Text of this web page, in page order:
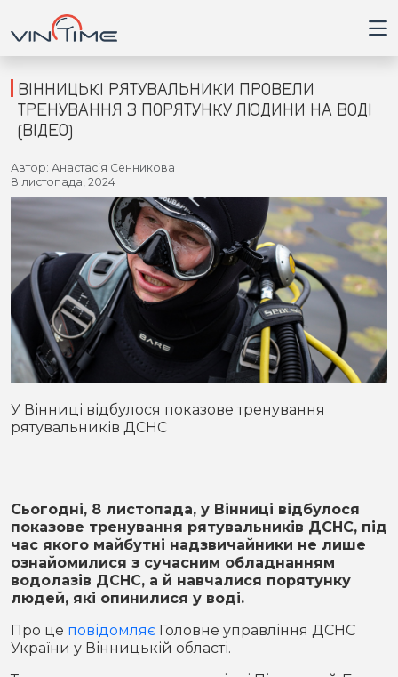
Головна
Війна
Новини
Кримінал
Здоров'я
Приватна думка
В кулуарах
Місто
Конфлікти
Партнери
Спорт
Спорт
Футбол
Контакти
Підписатись на нас у Telegram
ВІННИЦЬКІ РЯТУВАЛЬНИКИ ПРОВЕЛИ
ТРЕНУВАННЯ З ПОРЯТУНКУ ЛЮДИНИ НА ВОДІ
(ВІДЕО)
Автор: Анастасія Сенникова
8 листопада, 2024
У Вінниці відбулося показове тренування
рятувальників ДСНС
Сьогодні, 8 листопада, у Вінниці відбулося
показове тренування рятувальників ДСНС, під
час якого майбутні надзвичайники не лише
ознайомилися з сучасним обладнанням
водолазів ДСНС, а й навчалися порятунку
людей, які опинилися у воді.
Про це повідомляє Головне управління ДСНС
України у Вінницькій області.